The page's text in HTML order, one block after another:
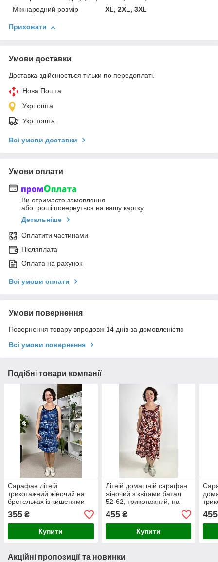
Міжнародний розмір
XL, 2XL, 3XL
Приховати
Умови доставки
Доставка здійснюється тільки по передоплаті.
Нова Пошта
Укрпошта
Укр пошта
Всі умови доставки
Умови оплати
Ви отримаєте замовлення
або гроші повернуться на вашу картку
Детальніше
Оплатити частинами
Післяплата
Оплата на рахунок
Всі умови оплати
Умови повернення
Повернення товару впродовж 14 днів за домовленістю
Всі умови повернення
Подібні товари компанії
Сарафан літній
трикотажний жіночий на
бретельках із кишенями
синій 48-62р
355 ₴
Купити
Літній домашній сарафан
жіночий з квітами батал
52-62, трикотажний, на
бретельках,
кишені бордовий
455₴
Купити
455
Акційні пропозиції та новинки